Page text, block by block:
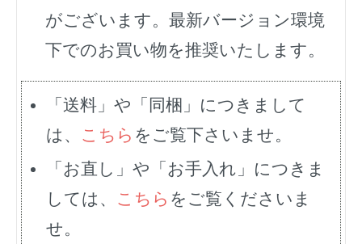
がございます。最新バージョン環境
下でのお買い物を推奨いたします。
「送料」や「同梱」につきまして
は、 こちら をご覧下さいませ。
「お直し」や「お手入れ」につきま
しては、 こちら をご覧くださいま
せ。